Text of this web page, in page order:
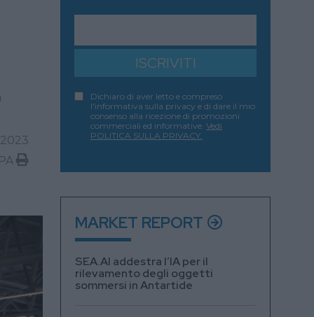
ISCRIVITI
Dichiaro di aver letto e compreso
l'informativa sulla privacy e di dare il mio
consenso alla ricezione di promozioni
commerciali ed informative. Vedi
POLITICA SULLA PRIVACY.
MARKET REPORT
SEA.AI addestra l’IA per il
rilevamento degli oggetti
sommersi in Antartide